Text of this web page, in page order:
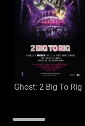
Ghost: 2 Big To Rig